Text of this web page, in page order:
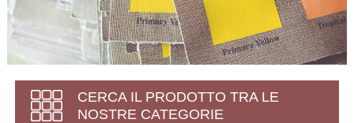
CERCA IL PRODOTTO TRA LE
NOSTRE CATEGORIE